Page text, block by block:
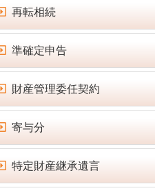
再転相続
準確定申告
財産管理委任契約
寄与分
特定財産継承遺言